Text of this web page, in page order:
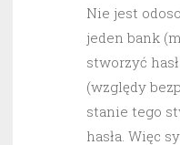
Nie jest
jeden bank
stworzyć
(względy
stanie tego
hasła. Więc